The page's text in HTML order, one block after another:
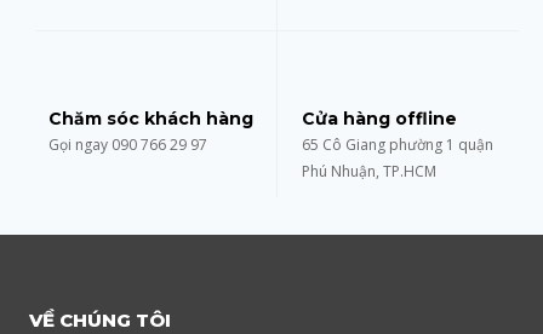
Chăm sóc khách hàng
Gọi ngay 090 766 29 97
Cửa hàng offline
65 Cô Giang phường 1 quận
Phú Nhuận, TP.HCM
VỀ CHÚNG TÔI